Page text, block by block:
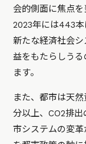
会的側面に焦点
2023年には443
新たな経済社会
益をもたらしう
ます。
また、都市は天
分以上、CO2排
市システムの変